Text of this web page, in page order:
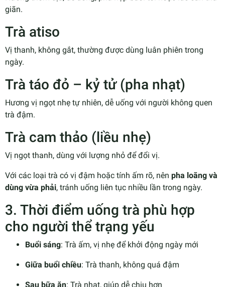
giãn.
Trà atiso
Vị thanh, không gắt, thường được dùng luân phiên trong
ngày.
Trà táo đỏ – kỷ tử (pha nhạt)
Hương vị ngọt nhẹ tự nhiên, dễ uống với người không quen
trà đậm.
Trà cam thảo (liều nhẹ)
Vị ngọt thanh, dùng với lượng nhỏ để đổi vị.
Với các loại trà có vị đậm hoặc tính ấm rõ, nên pha loãng và
dùng vừa phải, tránh uống liên tục nhiều lần trong ngày.
3. Thời điểm uống trà phù hợp
cho người thể trạng yếu
Buổi sáng: Trà ấm, vị nhẹ để khởi động ngày mới
Giữa buổi chiều: Trà thanh, không quá đậm
Sau bữa ăn: Trà nhạt, giúp dễ chịu hơn